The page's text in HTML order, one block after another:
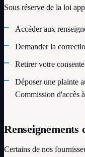
Sous réserve de la loi
Accéder aux
Demander la
Retirer votre
Déposer une plainte
Commission d'accès
Renseignements
Certains de nos